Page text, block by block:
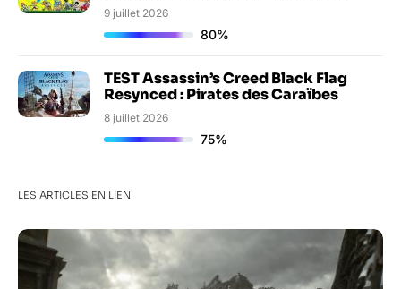
9 juillet 2026
80%
TEST Assassin’s Creed Black Flag
Resynced : Pirates des Caraïbes
8 juillet 2026
75%
LES ARTICLES EN LIEN